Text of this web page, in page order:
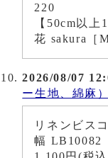
220
【50cm以
花 sakura［
2026/08/07
ー生地、綿麻
リネンビス
幅 LB10082